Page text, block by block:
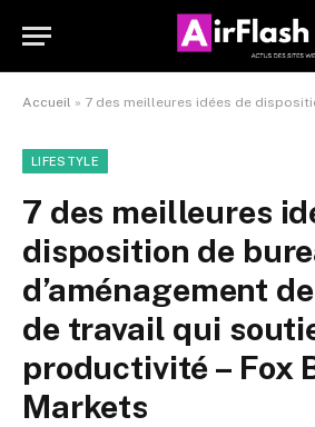
Accueil » 7 des meilleures idées de disposition de bureau et d’aménagement de l’espace de
LIFESTYLE
7 des meilleures
disposition de
d’aménagement
de travail qui
productivité – Fox
Markets